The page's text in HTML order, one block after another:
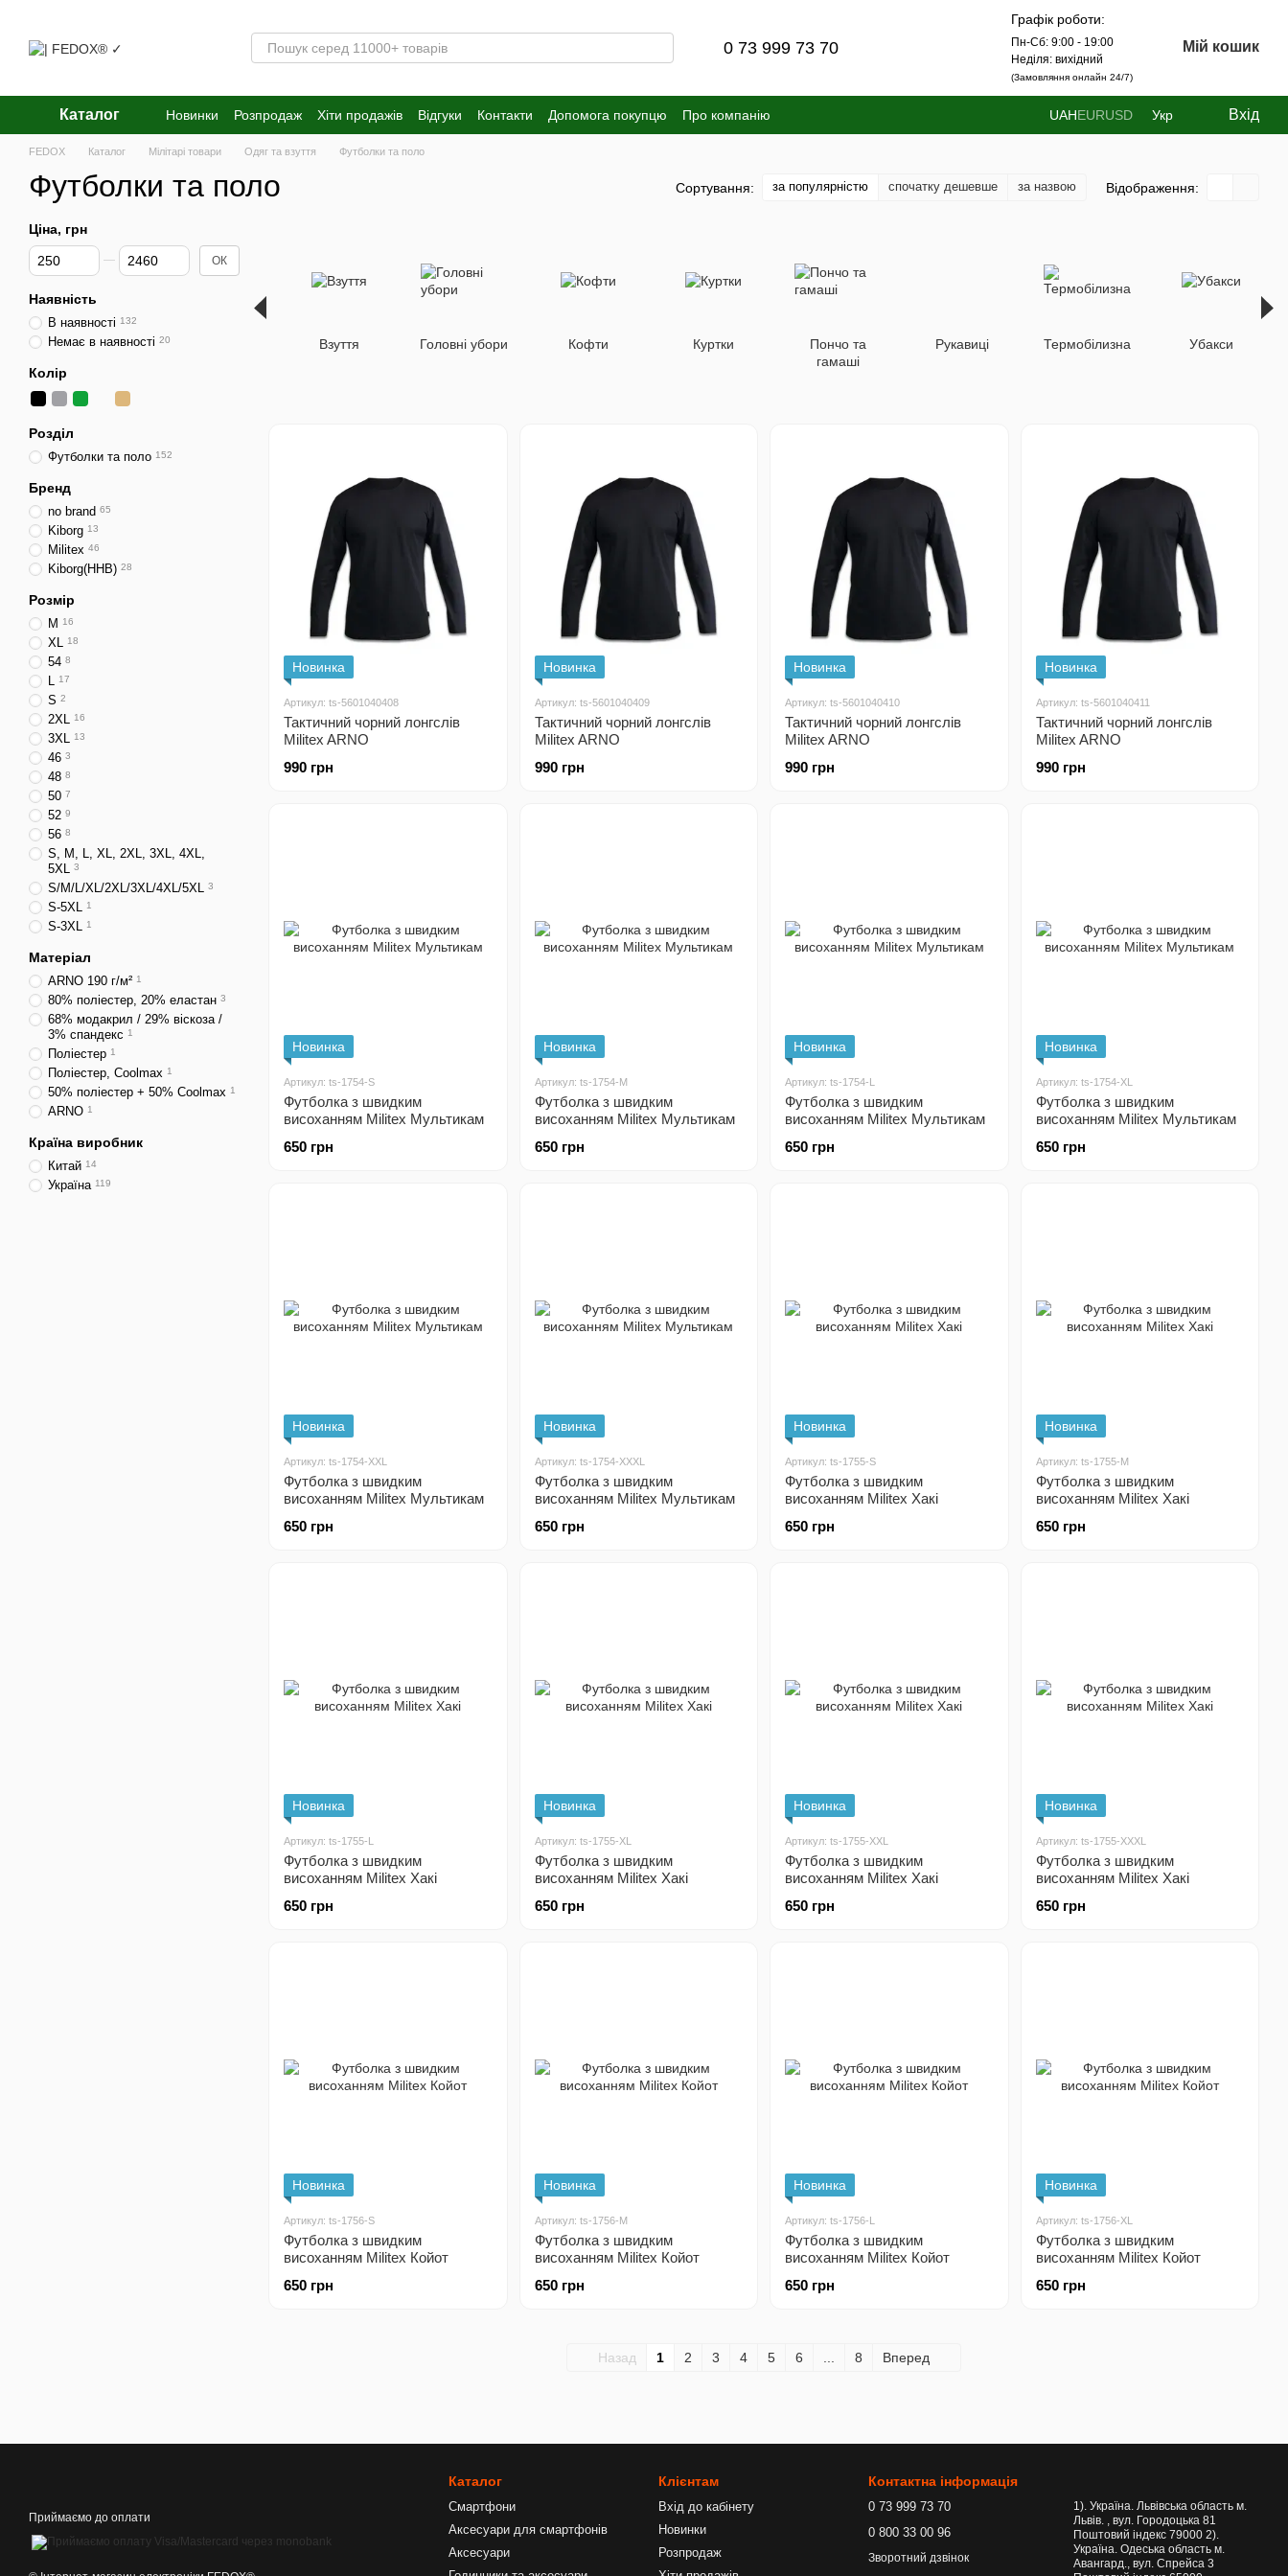
0 73 999 73 70
Графік роботи:
Пн-Сб: 9:00 - 19:00
Неділя: вихідний
(Замовляння онлайн 24/7)
Мій кошик
Каталог Новинки Розпродаж Хіти продажів Відгуки Контакти Допомога покупцю Про компанію UAHEURUSD Укр Вхід
FEDOX Каталог Мілітарі товари Одяг та взуття Футболки та поло
Футболки та поло Сортування: за популярністю спочатку дешевше за назвою Відображення:
Взуття Головні убори Кофти Куртки
Пончо та
гамаші
Рукавиці Термобілизна Убакси
Новинка
Артикул: ts-5601040408
Тактичний чорний лонгслів
Militex ARNO
990 грн
Новинка
Артикул: ts-5601040409
Тактичний чорний лонгслів
Militex ARNO
990 грн
Новинка
Артикул: ts-5601040410
Тактичний чорний лонгслів
Militex ARNO
990 грн
Новинка
Артикул: ts-5601040411
Тактичний чорний лонгслів
Militex ARNO
990 грн
Новинка
Артикул: ts-1754-S
Футболка з швидким
висоханням Militex Мультикам
650 грн
Новинка
Артикул: ts-1754-M
Футболка з швидким
висоханням Militex Мультикам
650 грн
Новинка
Артикул: ts-1754-L
Футболка з швидким
висоханням Militex Мультикам
650 грн
Новинка
Артикул: ts-1754-XL
Футболка з швидким
висоханням Militex Мультикам
650 грн
Новинка
Артикул: ts-1754-XXL
Футболка з швидким
висоханням Militex Мультикам
650 грн
Новинка
Артикул: ts-1754-XXXL
Футболка з швидким
висоханням Militex Мультикам
650 грн
Новинка
Артикул: ts-1755-S
Футболка з швидким
висоханням Militex Хакі
650 грн
Новинка
Артикул: ts-1755-M
Футболка з швидким
висоханням Militex Хакі
650 грн
Новинка
Артикул: ts-1755-L
Футболка з швидким
висоханням Militex Хакі
650 грн
Новинка
Артикул: ts-1755-XL
Футболка з швидким
висоханням Militex Хакі
650 грн
Новинка
Артикул: ts-1755-XXL
Футболка з швидким
висоханням Militex Хакі
650 грн
Новинка
Артикул: ts-1755-XXXL
Футболка з швидким
висоханням Militex Хакі
650 грн
Новинка
Артикул: ts-1756-S
Футболка з швидким
висоханням Militex Койот
650 грн
Новинка
Артикул: ts-1756-M
Футболка з швидким
висоханням Militex Койот
650 грн
Новинка
Артикул: ts-1756-L
Футболка з швидким
висоханням Militex Койот
650 грн
Новинка
Артикул: ts-1756-XL
Футболка з швидким
висоханням Militex Койот
650 грн
Назад 1 2 3 4 5 6 8 Вперед
Ціна, грн
Від Ціна, грн
До Ціна, грн ОК
Наявність
В наявності 132
Немає в наявності 20
Колір
Розділ
Футболки та поло 152
Бренд
no brand 65
Kiborg 13
Militex 46
Kiborg(ННВ) 28
Розмір
M 16
XL 18
54 8
L 17
S 2
2XL 16
3XL 13
46 3
48 8
50 7
52 9
56 8
S, M, L, XL, 2XL, 3XL, 4XL,
5XL 3
S/M/L/XL/2XL/3XL/4XL/5XL 3
S-5XL 1
S-3XL 1
Матеріал
ARNO 190 г/м² 1
80% поліестер, 20% еластан 3
68% модакрил / 29% віскоза /
3% спандекс 1
Поліестер 1
Поліестер, Coolmax 1
50% поліестер + 50% Coolmax 1
ARNO 1
Країна виробник
Китай 14
Україна 119
Приймаємо до оплати
Каталог
Смартфони
Аксесуари для смартфонів
Аксесуари
Клієнтам
Вхід до кабінету
Новинки
Розпродаж
Контактна інформація
0 73 999 73 70
0 800 33 00 96
Зворотний дзвінок
1). Україна. Львівська область м.
Львів. , вул. Городоцька 81
Поштовий індекс 79000 2).
Україна. Одеська область м.
Авангард., вул. Спрейса 3